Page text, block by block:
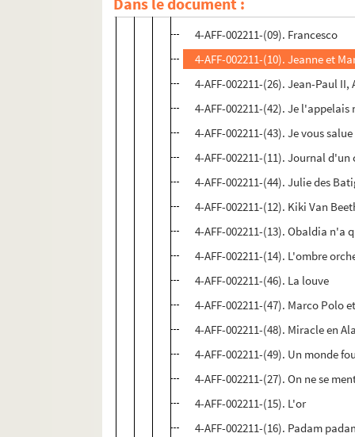
4-AFF-002211-(08). Folies
4-AFF-002211-(09). Francesco
4-AFF-002211-(10). Jeanne et
4-AFF-002211-(26). Jean-Paul
4-AFF-002211-(42). Je
4-AFF-002211-(43). Je vous
4-AFF-002211-(11). Journal
4-AFF-002211-(44). Julie des
4-AFF-002211-(12). Kiki Van
4-AFF-002211-(13). Obaldia n'a
4-AFF-002211-(14). L'ombre
4-AFF-002211-(46). La louve
4-AFF-002211-(47). Marco Polo
4-AFF-002211-(48). Miracle en
4-AFF-002211-(49). Un monde
4-AFF-002211-(27). On ne se
4-AFF-002211-(15). L'or
4-AFF-002211-(16). Padam